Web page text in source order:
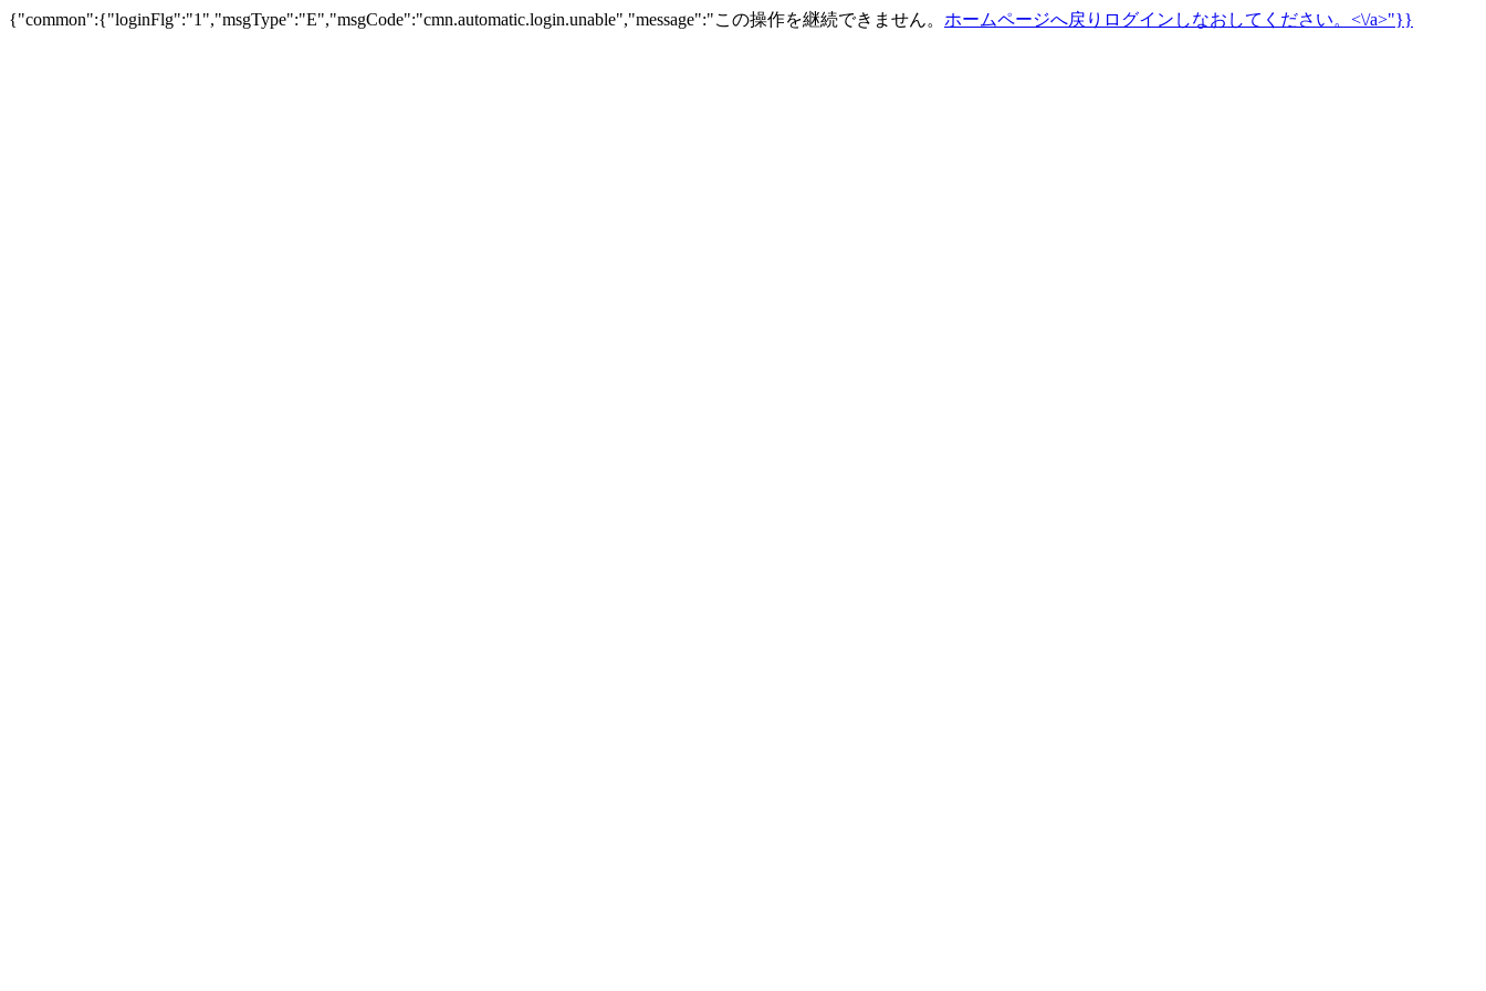
{"common":{"loginFlg":"1","msgType":"E","msgCode":"cmn.automatic.login.unable","message":"この操作を継続できません。 ホームページへ戻りログインしなおしてください。<\/a>"}}